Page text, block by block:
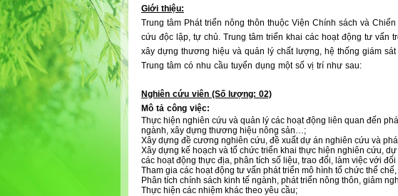
Giới thiệu:
Trung tâm Phát triển nông thôn thuộc Viện Chính sách và
cứu độc lập, tự chủ. Trung tâm triển khai các hoạt động tư vấn
xây dựng thương hiệu và quản lý chất lượng, hệ thống giám
Trung tâm có nhu cầu tuyển dụng một số vị trí như sau:
Nghiên cứu viên (Số lượng: 02)
Mô tả công việc:
Thực hiện nghiên cứu và quản lý các hoạt động liên quan đến
ngành, xây dựng thương hiệu nông sản…;
Xây dựng đề cương nghiên cứu, đề xuất dự án nghiên cứu và
Xây dựng kế hoạch và tổ chức triển khai thực hiện nghiên cứu,
các hoạt động thực địa, phân tích số liệu, trao đổi, làm việc với
Tham gia các hoạt động tư vấn phát triển mô hình tổ chức thể
Phân tích chính sách kinh tế ngành, phát triển nông thôn, giảm
Thực hiện các nhiệm khác theo yêu cầu;